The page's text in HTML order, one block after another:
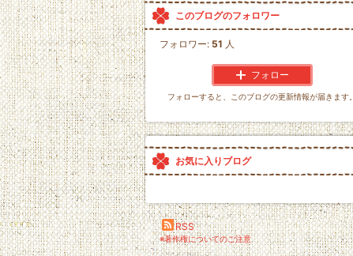
このブログのフォロワー
フォロワー: 51 人
フォロー
フォローすると、このブログの更新情報が届きます。
お気に入りブログ
RSS
※著作権についてのご注意